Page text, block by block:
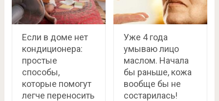
Если в доме нет
кондиционера:
простые
способы,
которые помогут
легче переносить
Уже 4 года
умываю лицо
маслом. Начала
бы раньше, кожа
вообще бы не
состарилась!